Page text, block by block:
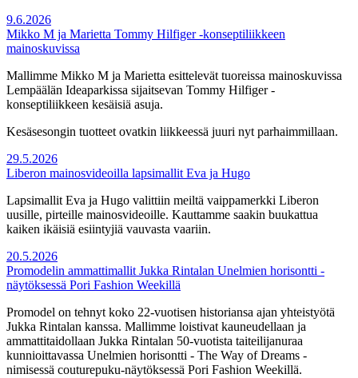
9.6.2026
Mikko M ja Marietta Tommy Hilfiger -konseptiliikkeen
mainoskuvissa
Mallimme Mikko M ja Marietta esittelevät tuoreissa mainoskuvissa
Lempäälän Ideaparkissa sijaitsevan Tommy Hilfiger -
konseptiliikkeen kesäisiä asuja.
Kesäsesongin tuotteet ovatkin liikkeessä juuri nyt parhaimmillaan.
29.5.2026
Liberon mainosvideoilla lapsimallit Eva ja Hugo
Lapsimallit Eva ja Hugo valittiin meiltä vaippamerkki Liberon
uusille, pirteille mainosvideoille. Kauttamme saakin buukattua
kaiken ikäisiä esiintyjiä vauvasta vaariin.
20.5.2026
Promodelin ammattimallit Jukka Rintalan Unelmien horisontti -
näytöksessä Pori Fashion Weekillä
Promodel on tehnyt koko 22-vuotisen historiansa ajan yhteistyötä
Jukka Rintalan kanssa. Mallimme loistivat kauneudellaan ja
ammattitaidollaan Jukka Rintalan 50-vuotista taiteilijanuraa
kunnioittavassa Unelmien horisontti - The Way of Dreams -
nimisessä couturepuku-näytöksessä Pori Fashion Weekillä.